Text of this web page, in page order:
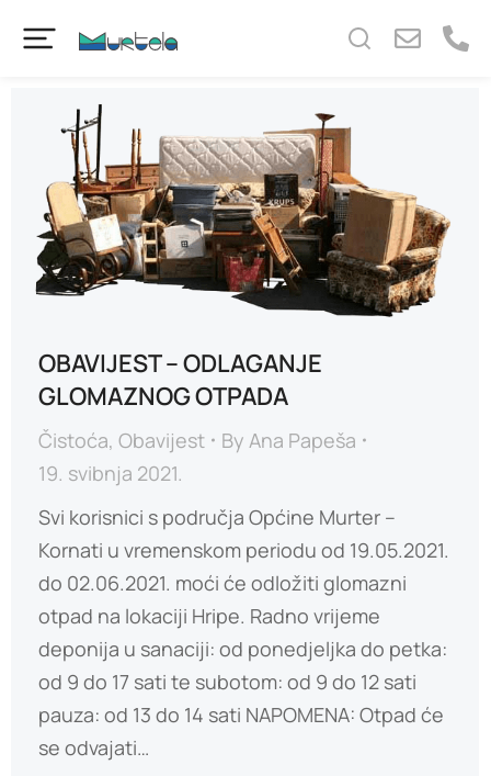
OBAVIJEST – ODLAGANJE
GLOMAZNOG OTPADA
Čistoća, Obavijest By Ana Papeša
19. svibnja 2021.
Svi korisnici s područja Općine Murter –
Kornati u vremenskom periodu od 19.05.2021.
do 02.06.2021. moći će odložiti glomazni
otpad na lokaciji Hripe. Radno vrijeme
deponija u sanaciji: od ponedjeljka do petka:
od 9 do 17 sati te subotom: od 9 do 12 sati
pauza: od 13 do 14 sati NAPOMENA: Otpad će
se odvajati…